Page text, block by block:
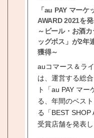
「au PAY マー
AWARD 2021を発
～ビール・お酒
ッグボス」が2年
獲得～
auコマース＆ラ
は、運営する総
ト「au PAY マー
る、年間のベス
る「BEST SHOP
受賞店舗を発表